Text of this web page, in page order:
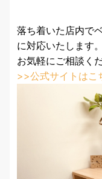
落ち着いた店内で
に対応いたします。
お気軽にご相談くだ
>>公式サイトはこ